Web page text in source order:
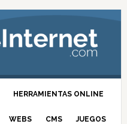
HERRAMIENTAS ONLINE
WEBS CMS JUEGOS